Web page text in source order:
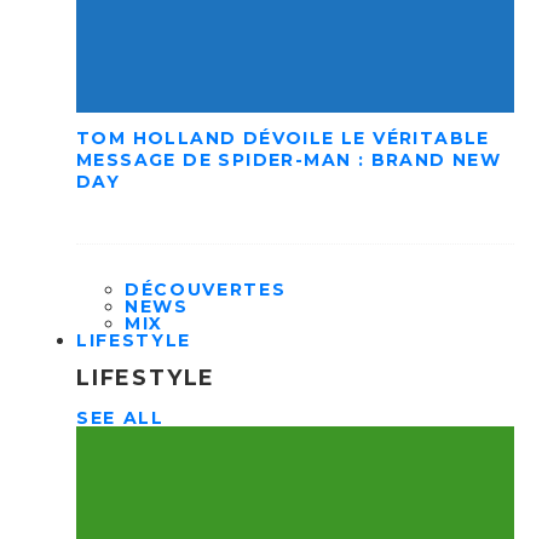
TOM HOLLAND DÉVOILE LE VÉRITABLE
MESSAGE DE SPIDER-MAN : BRAND NEW
DAY
DÉCOUVERTES
NEWS
MIX
LIFESTYLE
LIFESTYLE
SEE ALL